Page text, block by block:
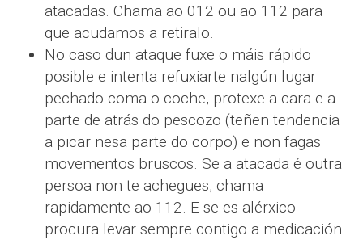
atacadas. Chama ao 012 ou ao 112 para
que acudamos a retiralo.
No caso dun ataque fuxe o máis rápido
posible e intenta refuxiarte nalgún lugar
pechado coma o coche, protexe a cara e a
parte de atrás do pescozo (teñen tendencia
a picar nesa parte do corpo) e non fagas
movementos bruscos. Se a atacada é outra
persoa non te achegues, chama
rapidamente ao 112. E se es alérxico
procura levar sempre contigo a medicación